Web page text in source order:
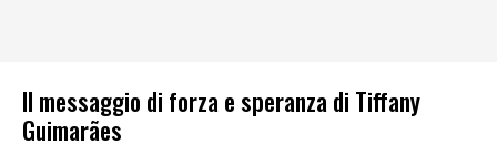
Il messaggio di forza e speranza di Tiffany
Guimarães